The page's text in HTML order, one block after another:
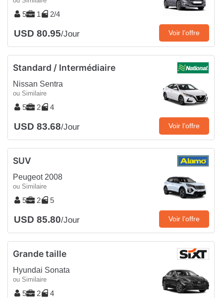
5 1 2/4
USD 80.95/Jour Voir l’offre
Standard / Intermédiaire
Nissan Sentra
ou Similaire
5 2 4
USD 83.68/Jour Voir l’offre
SUV
Peugeot 2008
ou Similaire
5 2 5
USD 85.80/Jour Voir l’offre
Grande taille
Hyundai Sonata
ou Similaire
5 2 4